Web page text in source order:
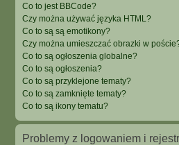
Co to jest BBCode?
Czy można używać języka HTML?
Co to są są emotikony?
Czy można umieszczać obrazki w
Co to są ogłoszenia globalne?
Co to są ogłoszenia?
Co to są przyklejone tematy?
Co to są zamknięte tematy?
Co to są ikony tematu?
Problemy z logowaniem i